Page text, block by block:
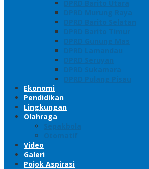
DPRD Barito Utara
DPRD Murung Raya
DPRD Barito Selatan
DPRD Barito Timur
DPRD Gunung Mas
DPRD Lamandau
DPRD Seruyan
DPRD Sukamara
DPRD Pulang Pisau
Ekonomi
Pendidikan
Lingkungan
Olahraga
Sepakbola
Otomatif
Video
Galeri
Pojok Aspirasi